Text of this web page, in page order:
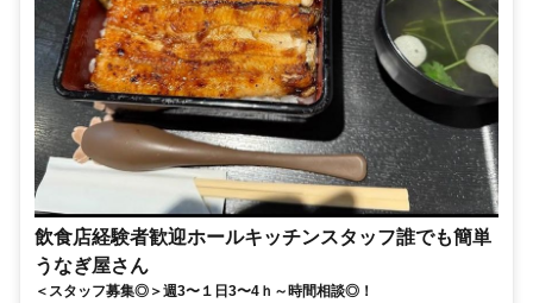
飲食店経験者歓迎ホールキッチンスタッフ誰でも簡単
うなぎ屋さん
＜スタッフ募集◎＞週3〜１日3〜4ｈ～時間相談◎！